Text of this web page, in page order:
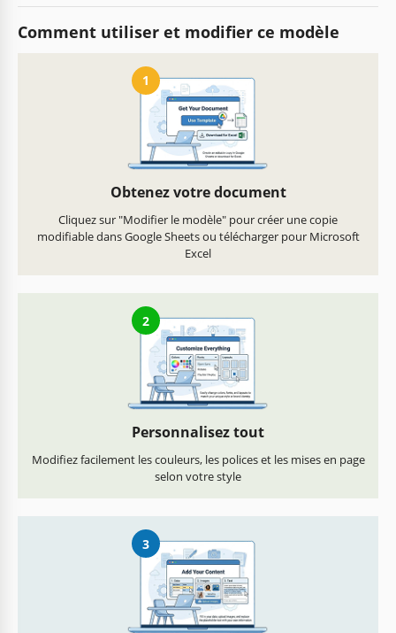
Comment utiliser et modifier ce modèle
1
Obtenez votre document
Cliquez sur "Modifier le modèle" pour créer une copie
modifiable dans Google Sheets ou télécharger pour Microsoft
Excel
2
Personnalisez tout
Modifiez facilement les couleurs, les polices et les mises en page
selon votre style
3